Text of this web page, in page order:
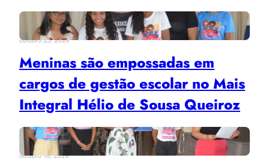
outubro 25, 2024
Meninas são empossadas em
cargos de gestão escolar no Mais
Integral Hélio de Sousa Queiroz
outubro 18, 2024